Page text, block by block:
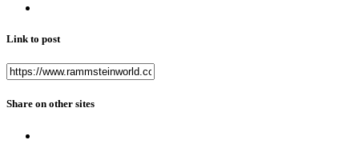
Link to post
Share on other sites